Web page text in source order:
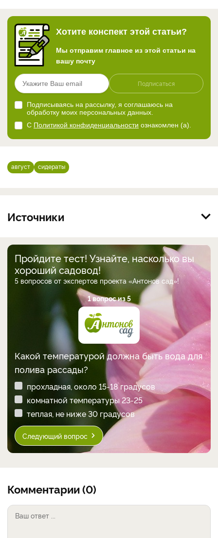
Хотите конспект этой статьи?
Мы отправим главное из этой статьи на
вашу почту
Подписаться
Подписываясь на рассылку, я соглашаюсь на
обработку моих персональных данных.
С Политикой конфиденциальности ознакомлен (а).
август сидераты
Источники
Пройдите тест! Узнайте, насколько вы
хороший садовод!
5 вопросов от экспертов проекта «Антонов сад»!
1 вопрос из 5
Какой температурой должна быть вода для
полива рассады?
прохладная, около 15-18 градусов
комнатной температуры 23-25
теплая, не ниже 30 градусов
Следующий вопрос
Комментарии (0)